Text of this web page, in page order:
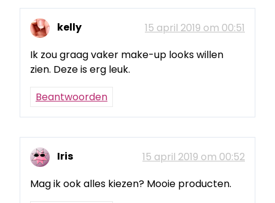
kelly
15 april 2019 om 00:51
Ik zou graag vaker make-up looks willen
zien. Deze is erg leuk.
Beantwoorden
Iris
15 april 2019 om 00:52
Mag ik ook alles kiezen? Mooie producten.